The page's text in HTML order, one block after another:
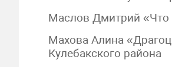
Маслов Дмитрий «Что
Махова Алина
Кулебакского района